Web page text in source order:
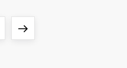
Next